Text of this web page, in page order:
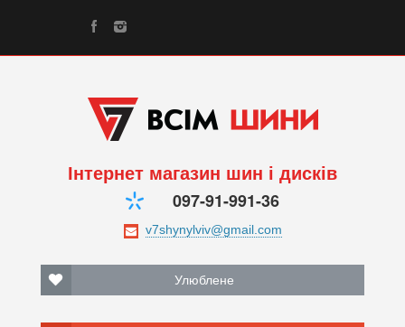
Інтернет магазин шин і дисків
097-91-991-36
Улюблене